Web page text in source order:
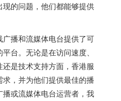
的问题，他们都能够提供
播和流媒体电台提供了可
台。无论是在访问速度、
是技术支持方面，香港服
，并为他们提供最佳的播
或流媒体电台运营者，我